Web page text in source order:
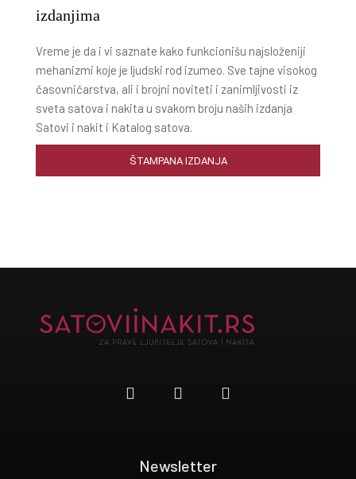
izdanjima
Vreme je da i vi saznate kako funkcionišu najsloženiji
mehanizmi koje je ljudski rod izumeo. Sve tajne visokog
časovničarstva, ali i brojni noviteti i zanimljivosti iz
sveta satova i nakita u svakom broju naših izdanja
Satovi i nakit i Katalog satova.
ŠTAMPANA IZDANJA
Newsletter